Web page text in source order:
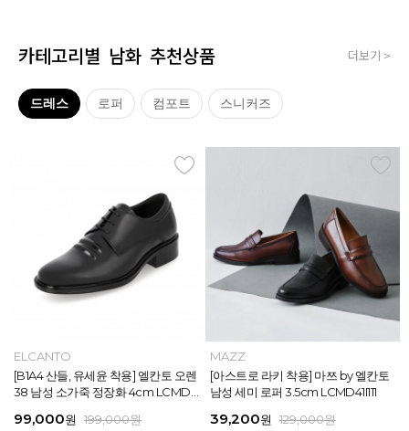
카테고리별 남화 추천상품 더보기 >
드레스 로퍼 컴포트 스니커즈
MAZZ
마쯔 by 엘칸토 남성 데이엔 스니커즈
3.5cm LCMS20M413
71,400원 189,000원
INTENSE
[아스트로 엠제이 착용] 인텐스 by 엘
칸토 남성 클래식 스니커즈 3cm LC
45,900원 129,000원
ELCANTO
[B1A4 산들, 유세윤 착용] 엘칸토 오렌
38 남성 소가죽 정장화 4cm LCMD3
99,000원 199,000원
MAZZ
[아스트로 라키 착용] 마쯔 by 엘칸토
남성 세미 로퍼 3.5cm LCMD41I111
39,200원 129,000원
MAZZ
[박형식, 지창욱 착용] 마쯔 by 엘칸토
남성 페니 로퍼 3.5cm LCMD82I111
39,200원 129,000원
MAZZ
[안보현 착용] 마쯔 by 엘칸토 남성 캐
쥬얼 플렉시블 로퍼 2cm LCMC93M
38,250원 159,000원
MAZZ
마쯔 by 엘칸토 남성 데일리 컴포트화
4cm LCMF95M111
38,250원 129,000원
MAZZ
마쯔 by 엘칸토 남성 캐주얼 더비 슈
즈 2.4cm LCMC21M326
38,250원 129,000원
MAZZ
마쯔 by 엘칸토 남성 데이엔 스니커즈
3.5cm LCMS20M413
71,400원 189,000원
INTENSE
[아스트로 엠제이 착용] 인텐스 by 엘
칸토 남성 클래식 스니커즈 3cm LC
45,900원 129,000원
ELCANTO
[B1A4 산들, 유세윤 착용] 엘칸토 오렌
38 남성 소가죽 정장화 4cm LCMD3
99,000원 199,000원
MAZZ
[아스트로 라키 착용] 마쯔 by 엘칸토
남성 세미 로퍼 3.5cm LCMD41I111
39,200원 129,000원